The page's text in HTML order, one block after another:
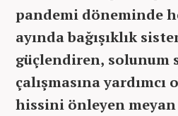
pandemi döneminde
ayında bağışıklık
güçlendiren, solunum
çalışmasına yardımcı
hissini önleyen